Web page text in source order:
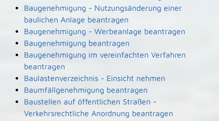
Baugenehmigung - Nutzungsänderung einer
baulichen Anlage beantragen
Baugenehmigung - Werbeanlage beantragen
Baugenehmigung beantragen
Baugenehmigung im vereinfachten Verfahren
beantragen
Baulastenverzeichnis - Einsicht nehmen
Baumfällgenehmigung beantragen
Baustellen auf öffentlichen Straßen -
Verkehrsrechtliche Anordnung beantragen